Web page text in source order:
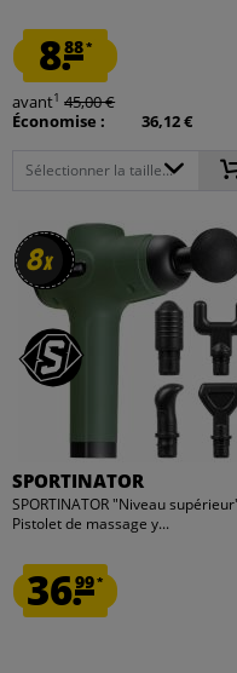
8.88*
avant1 45,00 €
Économise :
36,12 €
Sélectionner la taille...
8x
8x
SPORTINATOR
SPORTINATOR "Niveau
Pistolet de massage y...
36.99*